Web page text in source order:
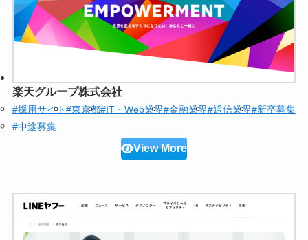
楽天グループ株式会社
#採用サイト#東京都#IT・Web業界#金融業界#通信業界#新卒募集
#中途募集
View More